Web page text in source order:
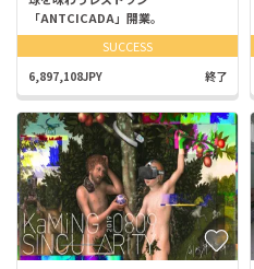
「ANTCICADA」開業。
SUCCESS
6,897,108JPY 終了